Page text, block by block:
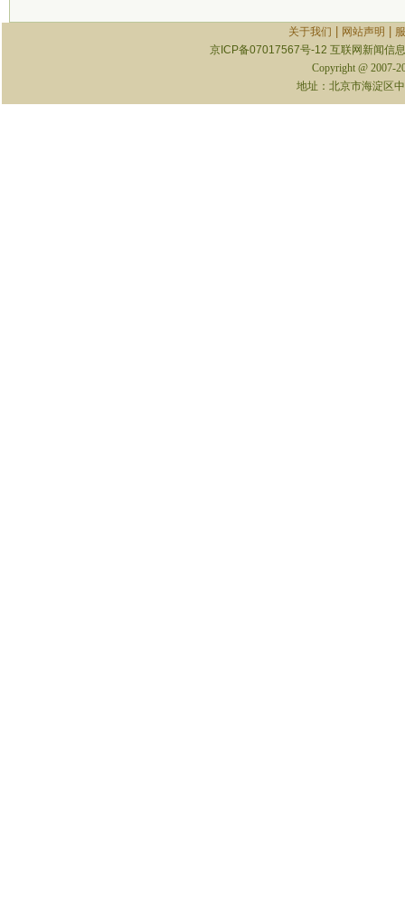
关于我们 网站声明
京ICP备07017567号-12 互联网新闻信
Copyright @ 2007-
地址：北京市海淀区